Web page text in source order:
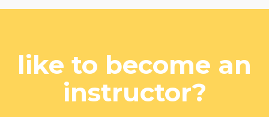
like to become an
instructor?